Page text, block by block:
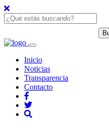
Inicio
Noticias
Transparencia
Contacto